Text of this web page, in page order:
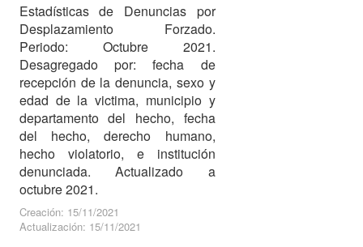
Estadísticas de Denuncias por
Desplazamiento Forzado.
Periodo: Octubre 2021.
Desagregado por: fecha de
recepción de la denuncia, sexo y
edad de la victima, municipio y
departamento del hecho, fecha
del hecho, derecho humano,
hecho violatorio, e institución
denunciada. Actualizado a
octubre 2021.
Creación: 15/11/2021
Actualización: 15/11/2021